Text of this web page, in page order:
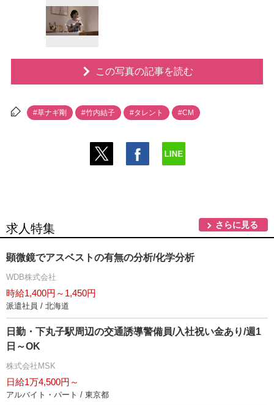
この写真の記事を読む
#草ナギ剛 #竹内結子 #タレント #CM
求人特集 さらに見る
顕微鏡でアスベストの有無の分析/化学分析
WDB株式会社
時給1,400円～1,450円
派遣社員 / 北海道
日勤・下丸子駅周辺の交通誘導警備員/入社祝い金あり/週1
日～OK
株式会社MSK
日給1万4,500円～
アルバイト・パート / 東京都